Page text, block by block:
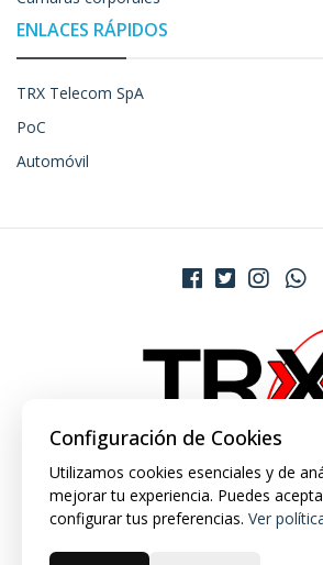
ENLACES RÁPIDOS
TRX Telecom SpA
PoC
Automóvil
Configuración de Cookies
Utilizamos cookies esenciales y de
mejorar tu experiencia. Puedes
configurar tus preferencias. Ver